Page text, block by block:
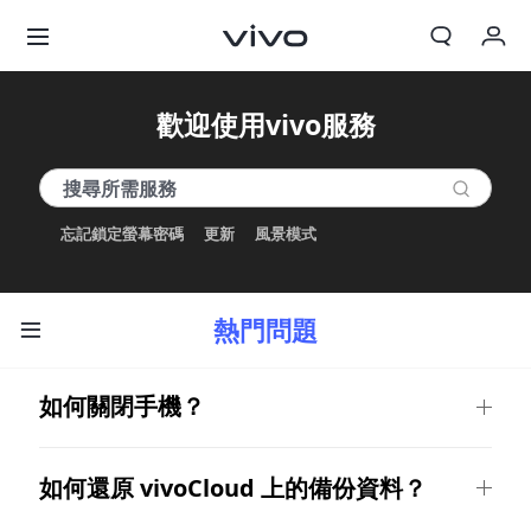
登入/註冊
歡迎使用vivo服務
忘記鎖定螢幕密碼 更新 風景模式
熱門問題
如何關閉手機？
如何還原 vivoCloud 上的備份資料？